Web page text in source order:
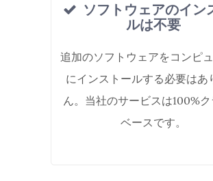
ソフトウェアのイン
ルは不要
追加のソフトウェアをコンピ
にインストールする必要はあ
ん。当社のサービスは100%ク
ベースです。